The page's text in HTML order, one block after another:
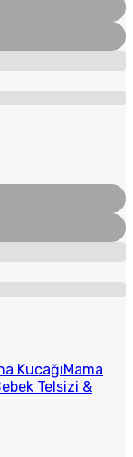
KucağıMama
Telsizi &